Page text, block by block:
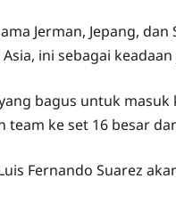
Jerman, Jepang,
ini sebagai
bagus untuk
team ke set 16 besar
Fernando Suarez